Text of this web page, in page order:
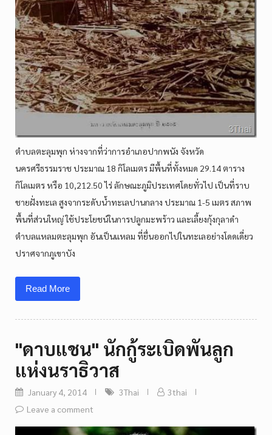
ตำบลตะลุมพุก ห่างจากที่ว่าการอำเภอปากพนัง จังหวัด
นครศรีธรรมราช ประมาณ 18 กิโลเมตร มีพื้นที่ทั้งหมด 29.14 ตาราง
กิโลเมตร หรือ 10,212.50 ไร่ ลักษณะภูมิประเทศโดยทั่วไป เป็นที่ราบ
ชายฝั่งทะเล สูงจากระดับน้ำทะเลปานกลาง ประมาณ 1-5 เมตร สภาพ
พื้นที่ส่วนใหญ่ ใช้ประโยชน์ในการปลูกมะพร้าว และเลี้ยงกุ้งกุลาดำ
ตำบลแหลมตะลุมพุก อันเป็นแหลม ที่ยื่นออกไปในทะเลอย่างโดดเดี่ยว
ปราศจากภูเขาบัง
Read More
"ดาบแชน" นักกู้ระเบิดพันลูก
แห่งนราธิวาส
January 4, 2014 3Thai
3thai
Leave a comment